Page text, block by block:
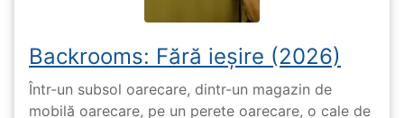
Backrooms: Fără ieșire (2026)
Într-un subsol oarecare, dintr-un magazin de
mobilă oarecare, pe un perete oarecare, o cale de